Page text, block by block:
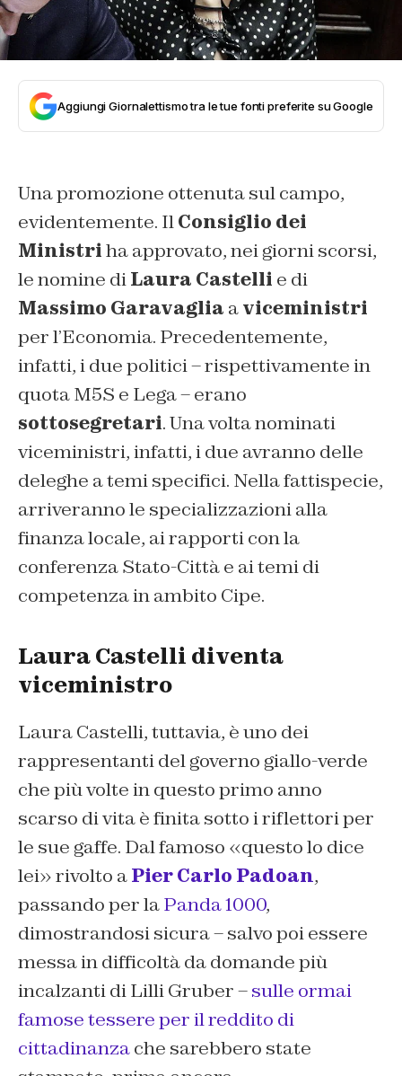
Aggiungi Giornalettismo tra le tue fonti preferite su Google
Una promozione ottenuta sul campo,
evidentemente. IlConsiglio dei
Ministriha approvato, nei giorni scorsi,
le nomine diLaura Castelli e di
Massimo Garavaglia aviceministri
per l’Economia. Precedentemente,
infatti, i due politici – rispettivamente in
quota M5S e Lega – erano
sottosegretari. Una volta nominati
viceministri, infatti, i due avranno delle
deleghe a temi specifici. Nella fattispecie,
arriveranno le specializzazioni alla
finanza locale, ai rapporti con la
conferenza Stato-Città e ai temi di
competenza in ambito Cipe.
Laura Castelli diventa
viceministro
Laura Castelli, tuttavia, è uno dei
rappresentanti del governo giallo-verde
che più volte in questo primo anno
scarso di vita è finita sotto i riflettori per
le sue gaffe. Dal famoso «questo lo dice
lei» rivolto aPier Carlo Padoan,
passando per laPanda 1000,
dimostrandosi sicura – salvo poi essere
messa in difficoltà da domande più
incalzanti di Lilli Gruber –sulle ormai
famose tessere per il reddito di
cittadinanzache sarebbero state